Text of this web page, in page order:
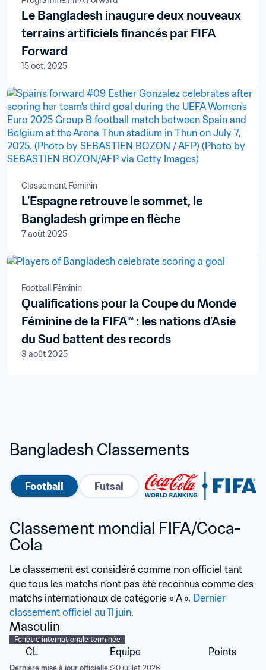
Le Bangladesh inaugure deux nouveaux
terrains artificiels financés par FIFA
Forward
15 oct. 2025
Classement Féminin
L’Espagne retrouve le sommet, le
Bangladesh grimpe en flèche
7 août 2025
Football Féminin
Qualifications pour la Coupe du Monde
Féminine de la FIFA™ : les nations d’Asie
du Sud battent des records
3 août 2025
Bangladesh Classements
Football Futsal
Classement mondial FIFA/Coca-
Cola
Le classement est considéré comme non officiel tant
que tous les matchs n’ont pas été reconnus comme des
matchs internationaux de catégorie « A ». Dernier
classement officiel au 11 juin.
Masculin
Fenêtre internationale terminée
CL Équipe Points
Dernière mise à jour officielle :20 juillet 2026